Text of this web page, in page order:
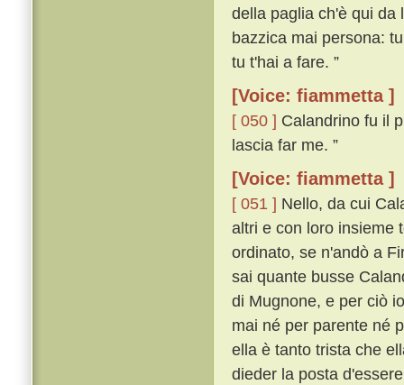
della paglia ch'è qui da
bazzica mai persona:
tu t'hai a fare. ”
[Voice: fiammetta ]
[ 050 ] Calandrino fu il
lascia far me. ”
[Voice: fiammetta ]
[ 051 ] Nello, da cui
altri e con loro insieme
ordinato, se n'andò a
sai quante busse
di Mugnone, e per ciò
mai né per parente né
ella è tanto trista che
dieder la posta